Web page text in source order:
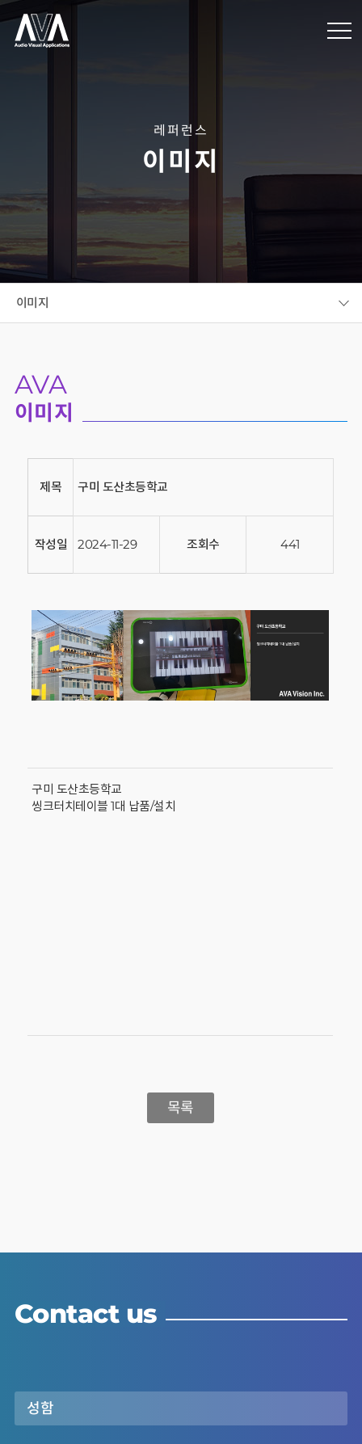
레퍼런스
이미지
이미지
AVA
이미지
제목 구미 도산초등학교
작성일 2024-11-29 조회수 441
구미 도산초등학교
씽크터치테이블 1대 납품/설치
목록
Contact us